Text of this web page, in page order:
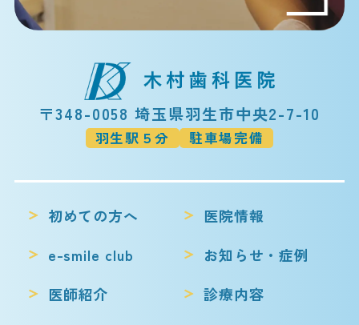
〒348-0058 埼玉県羽生市中央2-7-10
羽生駅５分 駐車場完備
初めての方へ
医院情報
e-smile club
お知らせ・症例
医師紹介
診療内容